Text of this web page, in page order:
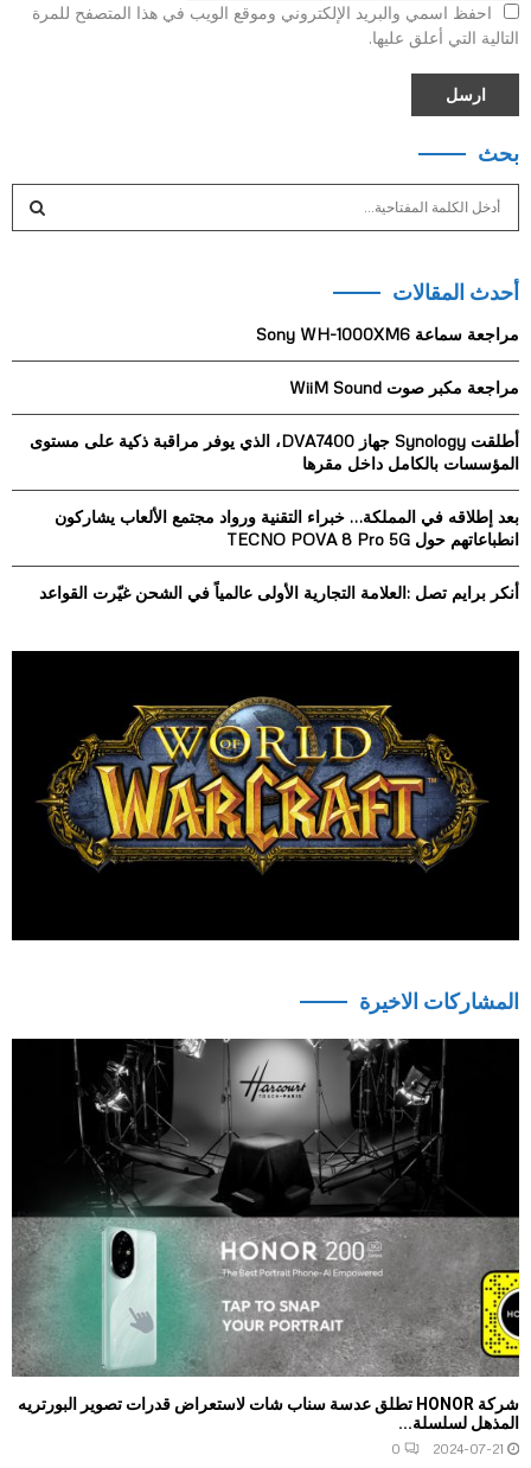
احفظ اسمي والبريد الإلكتروني وموقع الويب في هذا المتصفح للمرة
التالية التي أعلق عليها.
بحث
c
f
r
:
C
H
أحدث المقالات
مراجعة سماعة Sony WH-1000XM6
مراجعة مكبر صوت WiiM Sound
أطلقت Synology جهاز DVA7400، الذي يوفر مراقبة ذكية على مستوى
المؤسسات بالكامل داخل مقرها
بعد إطلاقه في المملكة… خبراء التقنية ورواد مجتمع الألعاب يشاركون
انطباعاتهم حول TECNO POVA 8 Pro 5G
أنكر برايم تصل :العلامة التجارية الأولى عالمياً في الشحن غيّرت القواعد
المشاركات الاخيرة
شركة HONOR تطلق عدسة سناب شات لاستعراض قدرات تصوير البورتريه
المذهل لسلسلة...
2024-07-21
0